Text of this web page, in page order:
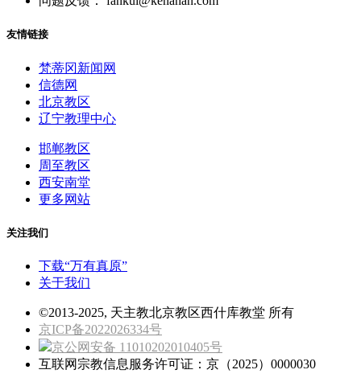
友情链接
梵蒂冈新闻网
信德网
北京教区
辽宁教理中心
邯郸教区
周至教区
西安南堂
更多网站
关注我们
下载“万有真原”
关于我们
©2013-2025, 天主教北京教区西什库教堂 所有
京ICP备2022026334号
京公网安备 11010202010405号
互联网宗教信息服务许可证：京（2025）0000030